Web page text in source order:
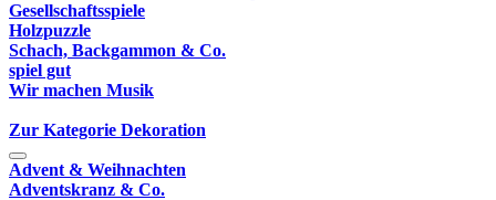
Gesellschaftsspiele
Holzpuzzle
Schach, Backgammon & Co.
spiel gut
Wir machen Musik
Zur Kategorie Dekoration
Advent & Weihnachten
Adventskranz & Co.